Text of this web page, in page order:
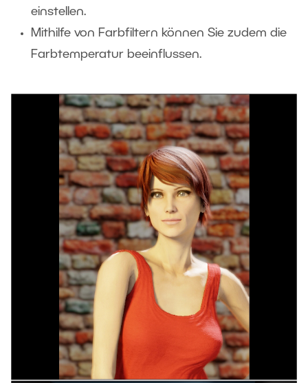
einstellen.
Mithilfe von Farbfiltern können Sie zudem die
Farbtemperatur beeinflussen.